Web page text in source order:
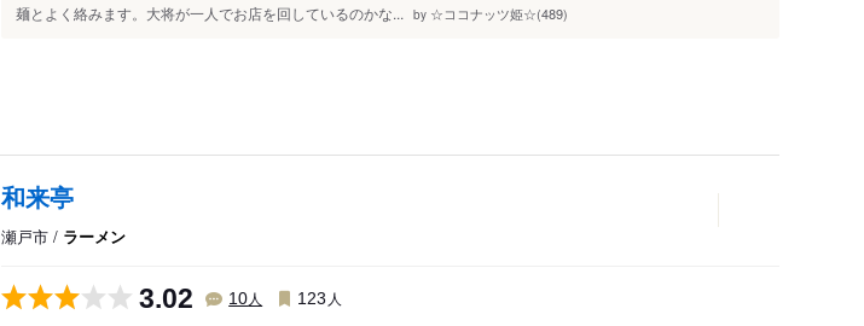
麺とよく絡みます。大将が一人でお店を回しているのかな... by ☆ココナッツ姫☆(489)
和来亭
瀬戸市 / ラーメン
3.02 10人 123 人